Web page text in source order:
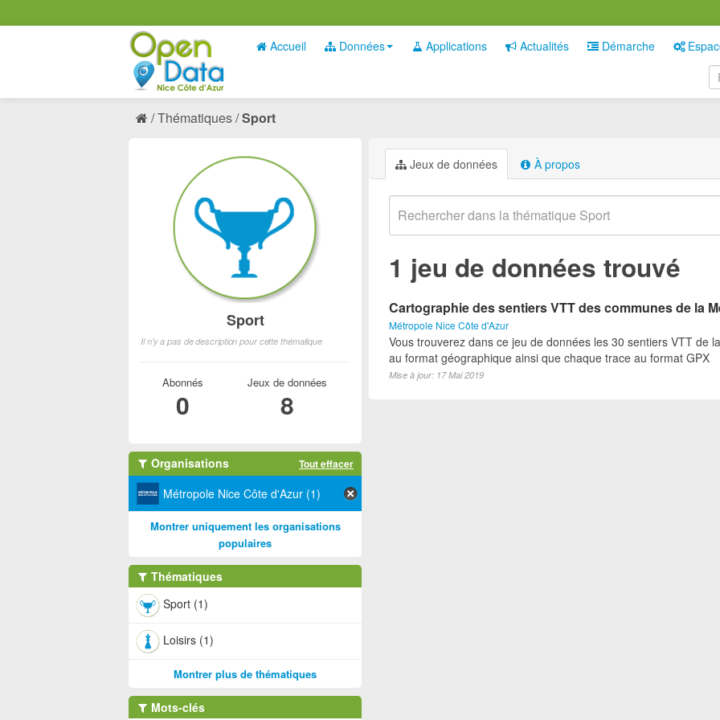
Accueil Données Applications Actualités Démarche
Thématiques Sport
Jeux de données À propos
1 jeu de données trouvé
Cartographie des sentiers VTT des communes de la
Métropole Nice Côte d'Azur
Vous trouverez dans ce jeu de données les 30 sentiers VTT de
au format géographique ainsi que chaque trace au format GPX
Mise à jour: 17 Mai 2019
Sport
Il n'y a pas de description pour cette thématique
Abonnés
0
Jeux de données
8
Organisations Tout effacer
Métropole Nice Côte d'Azur (1)
Montrer uniquement les organisations
populaires
Thématiques
Sport (1)
Loisirs (1)
Montrer plus de thématiques
Mots-clés